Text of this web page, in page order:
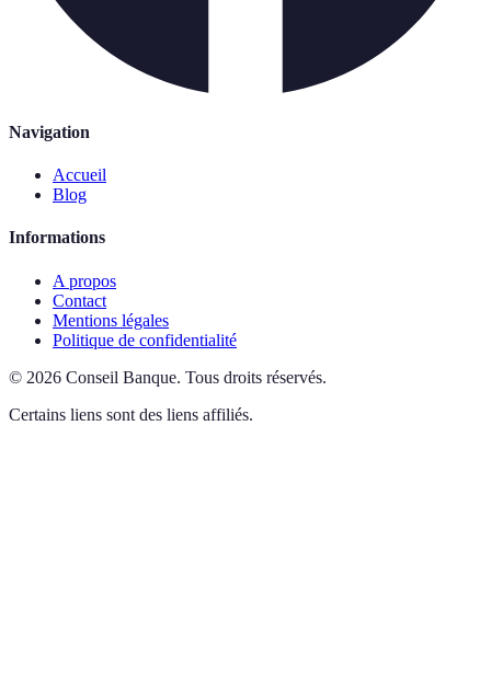
Navigation
Accueil
Blog
Informations
A propos
Contact
Mentions légales
Politique de confidentialité
© 2026 Conseil Banque. Tous droits réservés.
Certains liens sont des liens affiliés.